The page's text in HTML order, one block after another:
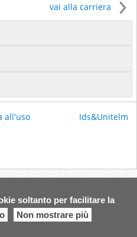
soltanto per facilitare la
Non mostrare più
in Scienze Religiose
in Scienze Religiose
vai alla carriera
all'uso Ids&Unitelm